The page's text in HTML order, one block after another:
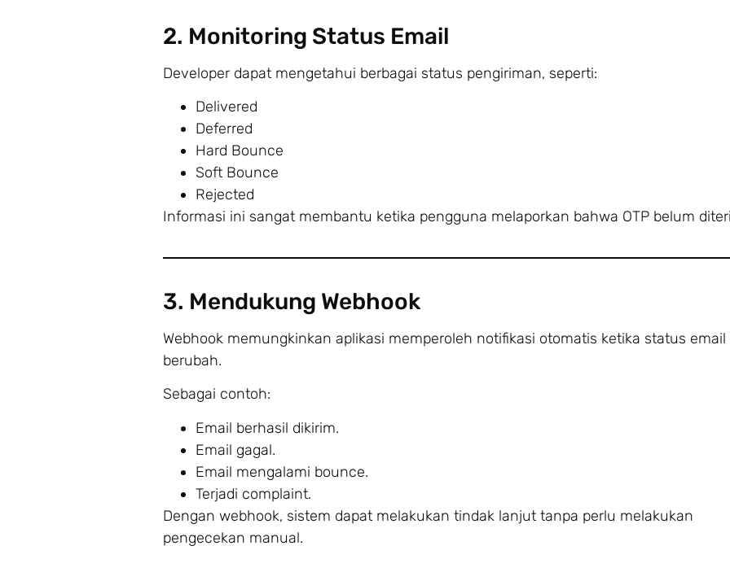
2. Monitoring Status Email
Developer dapat mengetahui berbagai status pengiriman, seperti:
Delivered
Deferred
Hard Bounce
Soft Bounce
Rejected
Informasi ini sangat membantu ketika pengguna melaporkan bahwa OTP belum
3. Mendukung Webhook
Webhook memungkinkan aplikasi memperoleh notifikasi otomatis ketika status email
berubah.
Sebagai contoh:
Email berhasil dikirim.
Email gagal.
Email mengalami bounce.
Terjadi complaint.
Dengan webhook, sistem dapat melakukan tindak lanjut tanpa perlu melakukan
pengecekan manual.